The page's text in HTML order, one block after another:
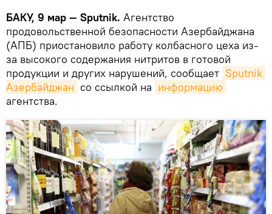
БАКУ, 9 мар — Sputnik. Агентство
продовольственной безопасности Азербайджана
(АПБ) приостановило работу колбасного цеха из-
за высокого содержания нитритов в готовой
продукции и других нарушений, сообщает Sputnik
Азербайджан со ссылкой на информацию
агентства.